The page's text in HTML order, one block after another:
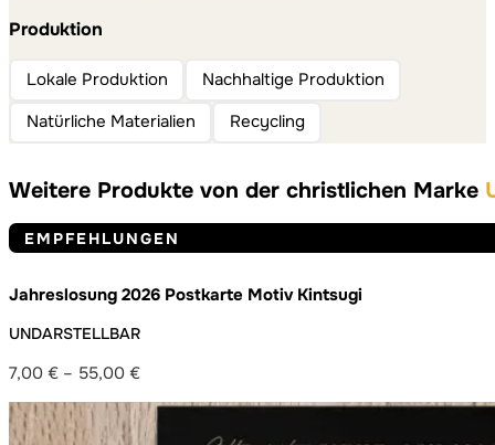
Produktion
Lokale Produktion
Nachhaltige Produktion
Natürliche Materialien
Recycling
Weitere Produkte von der christlichen Marke
EMPFEHLUNGEN
Jahreslosung 2026 Postkarte Motiv Kintsugi
UNDARSTELLBAR
7,00 € – 55,00 €
7,00 €
bis